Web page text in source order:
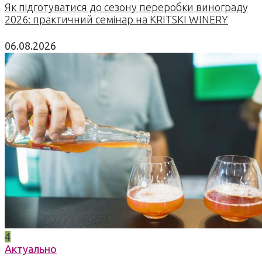
Як підготуватися до сезону переробки винограду
2026: практичний семінар на KRITSKI WINERY
06.08.2026
4
Актуально